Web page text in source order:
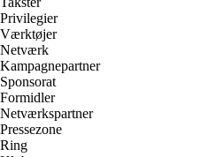
Privilegier
Værktøjer
Netværk
Kampagnepartner
Sponsorat
Formidler
Netværkspartner
Pressezone
Ring